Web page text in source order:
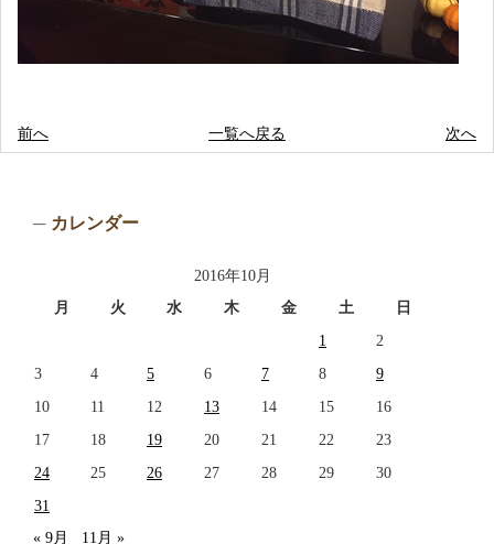
前へ 一覧へ戻る 次へ
カレンダー
2016年10月
月
火 水 木 金 土
日
1
2
3
4 5 6 7 8
9
10
11 12 13 14 15
16
17
18 19 20 21 22
23
24
25 26 27 28 29
30
31
« 9月
11月 »